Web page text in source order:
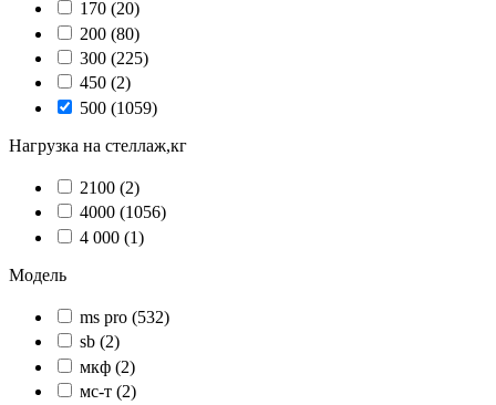
170 (20)
200 (80)
300 (225)
450 (2)
500 (1059)
Нагрузка на стеллаж,кг
2100 (2)
4000 (1056)
4 000 (1)
Модель
ms pro (532)
sb (2)
мкф (2)
мс-т (2)